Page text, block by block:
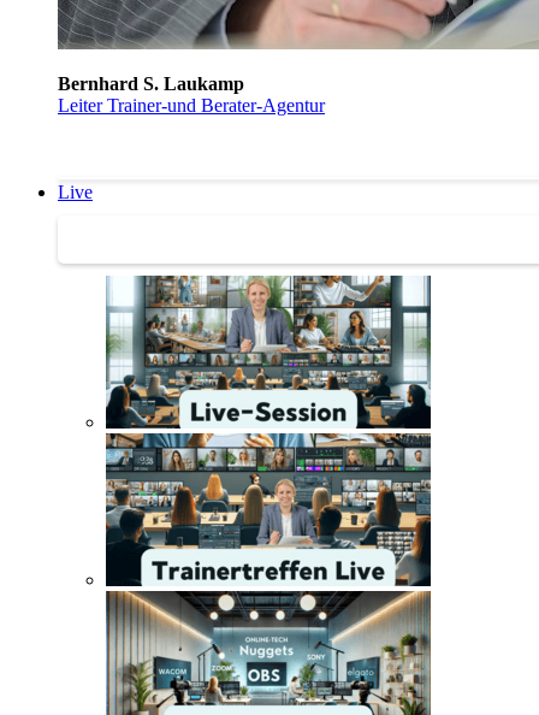
Bernhard S. Laukamp
Leiter Trainer-und Berater-Agentur
Live